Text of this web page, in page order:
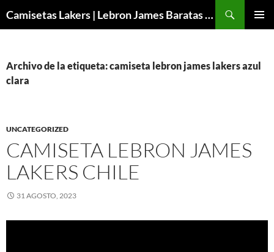
Camisetas Lakers | Lebron James Baratas 2024 – Micamisetanba
Archivo de la etiqueta: camiseta lebron james lakers azul
clara
UNCATEGORIZED
CAMISETA LEBRON JAMES
LAKERS CHILE
31 AGOSTO, 2023